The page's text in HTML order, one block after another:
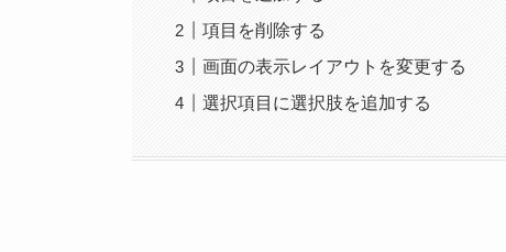
項目を削除する
画面の表示レイアウトを変更する
選択項目に選択肢を追加する